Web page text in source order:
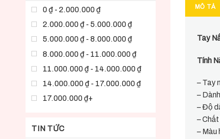
0 ₫ - 2.000.000 ₫
2.000.000 ₫ - 5.000.000 ₫
5.000.000 ₫ - 8.000.000 ₫
8.000.000 ₫ - 11.000.000 ₫
11.000.000 ₫ - 14.000.000 ₫
14.000.000 ₫ - 17.000.000 ₫
17.000.000 ₫+
TIN TỨC
MÔ TẢ
Tay
Tính
– Tay
–
– Độ
–
– Màu